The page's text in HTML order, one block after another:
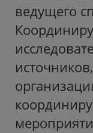
ведущего